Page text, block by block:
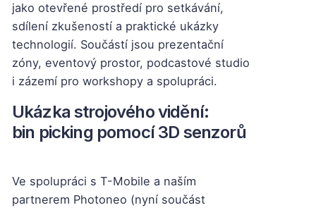
jako otevřené prostředí pro setkávání,
sdílení zkušeností a praktické ukázky
technologií. Součástí jsou prezentační
zóny, eventový prostor, podcastové studio
i zázemí pro workshopy a spolupráci.
Ukázka strojového vidění:
bin picking pomocí 3D senzorů
Ve spolupráci s T-Mobile a naším
partnerem Photoneo (nyní součást